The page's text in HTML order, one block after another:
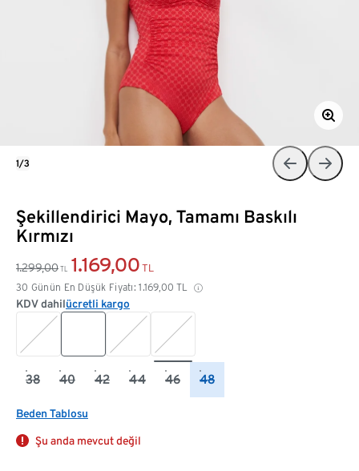
Şekillendirici Mayo, Tamamı Baskılı
Kırmızı
1.299,00 TL 1.169,00 TL
30 Günün En Düşük Fiyatı: 1.169,00 TL
KDV dahilücretli kargo
38 40 42 44 46 48
Beden Tablosu
Şu anda mevcut değil
1/3